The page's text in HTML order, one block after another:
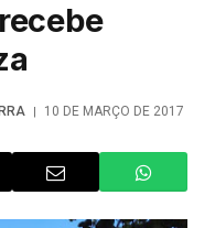
10 DE MARÇO DE 2017